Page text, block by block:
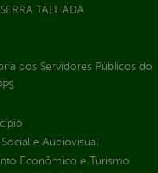
TALHADA
dos Servidores Públicos do
e Audiovisual
Econômico e Turismo